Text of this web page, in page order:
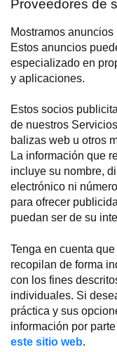
Proveedores de
Mostramos
Estos anuncios
especializado en
y aplicaciones.
Estos socios
de nuestros
balizas web u otros
La información que
incluye su nombre,
electrónico ni
para ofrecer
puedan ser de su
Tenga en cuenta
recopilan de forma
con los fines
individuales. Si
práctica y sus
información por
este sitio web.